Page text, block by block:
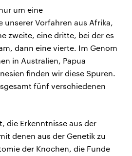
um eine
unserer Vorfahren aus Afrika,
zweite, eine dritte, bei der es
dann eine vierte. Im Genom
in Australien, Papua
finden wir diese Spuren.
fünf verschiedenen
die Erkenntnisse aus der
denen aus der Genetik zu
der Knochen, die Funde